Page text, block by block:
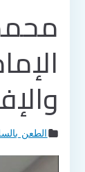
الطعن
مشغل